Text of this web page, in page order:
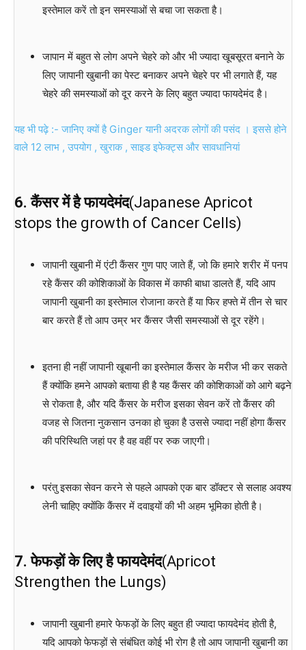
इस्तेमाल करें तो इन समस्याओं से बचा जा सकता है।
जापान में बहुत से लोग अपने चेहरे को और भी ज्यादा खूबसूरत बनाने के
लिए जापानी खुबानी का पेस्ट बनाकर अपने चेहरे पर भी लगाते हैं, यह
चेहरे की समस्याओं को दूर करने के लिए बहुत ज्यादा फायदेमंद है।
यह भी पढ़े :- जानिए क्यों है Ginger यानी अदरक लोगों की पसंद । इससे होने
वाले 12 लाभ , उपयोग , खुराक , साइड इफेक्ट्स और सावधानियां
6. कैंसर में है फायदेमंद(Japanese Apricot
stops the growth of Cancer Cells)
जापानी खुबानी में एंटी कैंसर गुण पाए जाते हैं, जो कि हमारे शरीर में पनप
रहे कैंसर की कोशिकाओं के विकास में काफी बाधा डालते हैं, यदि आप
जापानी खुबानी का इस्तेमाल रोजाना करते हैं या फिर हफ्ते में तीन से चार
बार करते हैं तो आप उम्र भर कैंसर जैसी समस्याओं से दूर रहेंगे।
इतना ही नहीं जापानी खूबानी का इस्तेमाल कैंसर के मरीज भी कर सकते
हैं क्योंकि हमने आपको बताया ही है यह कैंसर की कोशिकाओं को आगे बढ़ने
से रोकता है, और यदि कैंसर के मरीज इसका सेवन करें तो कैंसर की
वजह से जितना नुकसान उनका हो चुका है उससे ज्यादा नहीं होगा कैंसर
की परिस्थिति जहां पर है वह वहीं पर रुक जाएगी।
परंतु इसका सेवन करने से पहले आपको एक बार डॉक्टर से सलाह अवश्य
लेनी चाहिए क्योंकि कैंसर में दवाइयों की भी अहम भूमिका होती है।
7. फेफड़ों के लिए है फायदेमंद(Apricot
Strengthen the Lungs)
जापानी खुबानी हमारे फेफड़ों के लिए बहुत ही ज्यादा फायदेमंद होती है,
यदि आपको फेफड़ों से संबंधित कोई भी रोग है तो आप जापानी खुबानी का